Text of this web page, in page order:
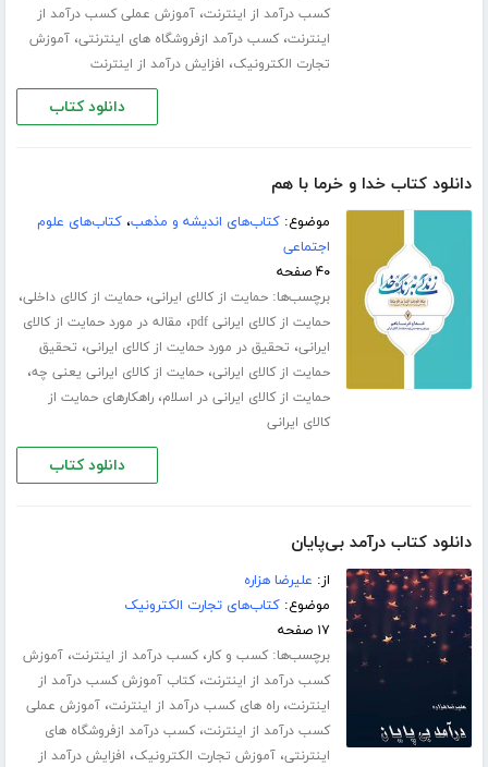
کسب درآمد از اینترنت،آموزش عملی کسب درآمد از
اینترنت،کسب درآمد ازفروشگاه های اینترنتی،آموزش
تجارت الکترونیک، افزایش درآمد از اینترنت
دانلود کتاب
دانلود کتاب خدا و خرما با هم
موضوع:کتاب‌های اندیشه و مذهب،کتاب‌های علوم
اجتماعی
۴۰ صفحه
برچسب‌ها:حمایت از کالای ایرانی،حمایت از کالای داخلی،
حمایت از کالای ایرانی pdf ، مقاله در مورد حمایت از کالای
ایرانی، تحقیق در مورد حمایت از کالای ایرانی، تحقیق
حمایت از کالای ایرانی،حمایت از کالای ایرانی یعنی چه،
حمایت از کالای ایرانی در اسلام،راهکارهای حمایت از
کالای ایرانی
دانلود کتاب
دانلود کتاب درآمد بی‌پایان
از: علیرضا هزاره
موضوع:کتاب‌های تجارت الکترونیک
۱۷ صفحه
برچسب‌ها:کسب و کار،کسب درآمد از اینترنت،آموزش
کسب درآمد از اینترنت،کتاب آموزش کسب درآمد از
اینترنت،راه های کسب درآمد از اینترنت،آموزش عملی
کسب درآمد از اینترنت،کسب درآمد ازفروشگاه های
اینترنتی،آموزش تجارت الکترونیک، افزایش درآمد از